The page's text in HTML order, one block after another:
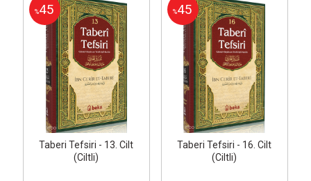
%45
Taberi Tefsiri - 13. Cilt
(Ciltli)
%45
Taberi Tefsiri - 16. Cilt
(Ciltli)